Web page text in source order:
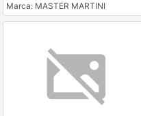
Marca: MASTER MARTINI